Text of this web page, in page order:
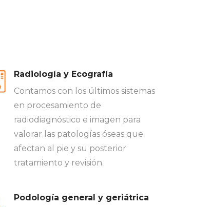
Radiología y Ecografía
Contamos con los últimos sistemas
en procesamiento de
radiodiagnóstico e imagen para
valorar las patologías óseas que
afectan al pie y su posterior
tratamiento y revisión.
Podología general y geriátrica